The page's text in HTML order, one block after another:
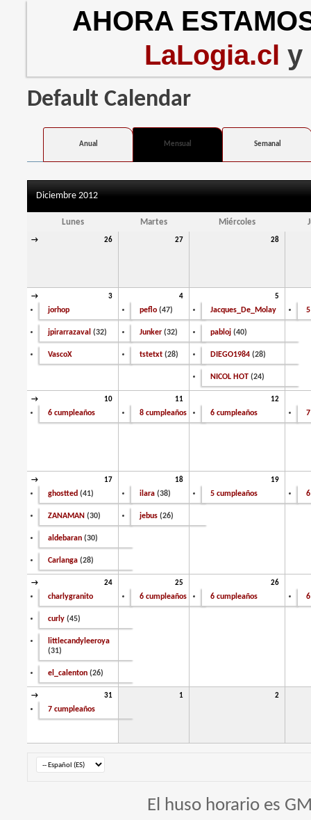
AHORA
LaLogia.cl y
Default Calendar
Anual Mensual Semanal
Diciembre 2012
Lunes Martes Miércoles
→ 26 27 28
→ 3
jorhop
jpirarrazaval (32)
VascoX
4
peflo (47)
Junker (32)
tstetxt (28)
5
Jacques_De_Molay
pabloj (40)
DIEGO1984 (28)
NICOL HOT (24)
→ 10
6 cumpleaños
11
8 cumpleaños
12
6 cumpleaños
→ 17
ghostted (41)
ZANAMAN (30)
aldebaran (30)
Carlanga (28)
18
ilara (38)
jebus (26)
19
5 cumpleaños
→ 24
charlygranito
curly (45)
littlecandyleeroya
(31)
el_calenton (26)
25
6 cumpleaños
26
6 cumpleaños
→ 31
7 cumpleaños
1 2
El huso horario es